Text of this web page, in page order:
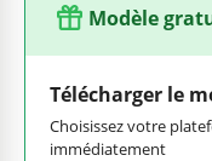
Modèle
Télécharger le
Choisissez votre
immédiatement